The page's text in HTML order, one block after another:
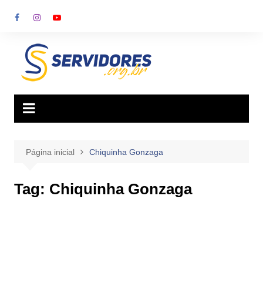
para
conteúdo
Página inicial Chiquinha Gonzaga
Tag: Chiquinha Gonzaga